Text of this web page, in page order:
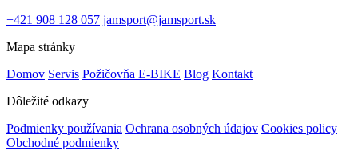
+421 908 128 057 jamsport@jamsport.sk
Mapa stránky
Domov Servis Požičovňa E-BIKE Blog Kontakt
Dôležité odkazy
Podmienky používania Ochrana osobných údajov Cookies policy
Obchodné podmienky